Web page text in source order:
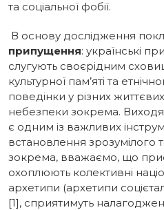
та соціальної фобії.
В основу дослідження
припущення: українські
слугують своєрідним
культурної пам’яті та
поведінки у різних
небезпеки зокрема.
є одним із важливих
встановлення зрозумілого
зокрема, вважаємо, що
охоплюють колективні
архетипи (архетипи
[1], сприятимуть